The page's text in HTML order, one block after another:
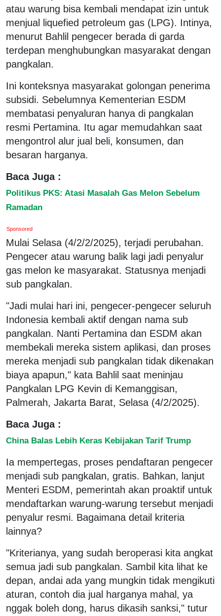
atau warung bisa kembali mendapat izin untuk
menjual liquefied petroleum gas (LPG). Intinya,
menurut Bahlil pengecer berada di garda
terdepan menghubungkan masyarakat dengan
pangkalan.
Ini konteksnya masyarakat golongan penerima
subsidi. Sebelumnya Kementerian ESDM
membatasi penyaluran hanya di pangkalan
resmi Pertamina. Itu agar memudahkan saat
mengontrol alur jual beli, konsumen, dan
besaran harganya.
Baca Juga :
Politikus PKS: Atasi Masalah Gas Melon Sebelum
Ramadan
Sponsored
Mulai Selasa (4/2/2/2025), terjadi perubahan.
Pengecer atau warung balik lagi jadi penyalur
gas melon ke masyarakat. Statusnya menjadi
sub pangkalan.
"Jadi mulai hari ini, pengecer-pengecer seluruh
Indonesia kembali aktif dengan nama sub
pangkalan. Nanti Pertamina dan ESDM akan
membekali mereka sistem aplikasi, dan proses
mereka menjadi sub pangkalan tidak dikenakan
biaya apapun," kata Bahlil saat meninjau
Pangkalan LPG Kevin di Kemanggisan,
Palmerah, Jakarta Barat, Selasa (4/2/2025).
Baca Juga :
China Balas Lebih Keras Kebijakan Tarif Trump
Ia mempertegas, proses pendaftaran pengecer
menjadi sub pangkalan, gratis. Bahkan, lanjut
Menteri ESDM, pemerintah akan proaktif untuk
mendaftarkan warung-warung tersebut menjadi
penyalur resmi. Bagaimana detail kriteria
lainnya?
"Kriterianya, yang sudah beroperasi kita angkat
semua jadi sub pangkalan. Sambil kita lihat ke
depan, andai ada yang mungkin tidak mengikuti
aturan, contoh dia jual harganya mahal, ya
nggak boleh dong, harus dikasih sanksi," tutur